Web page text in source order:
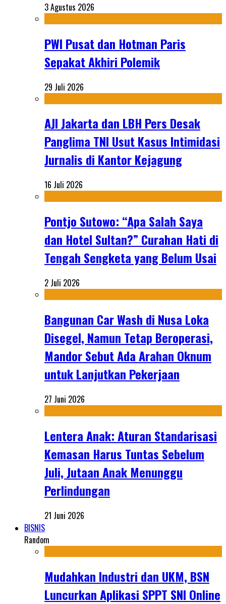
3 Agustus 2026
PWI Pusat dan Hotman Paris
Sepakat Akhiri Polemik
29 Juli 2026
AJI Jakarta dan LBH Pers Desak
Panglima TNI Usut Kasus Intimidasi
Jurnalis di Kantor Kejagung
16 Juli 2026
Pontjo Sutowo: “Apa Salah Saya
dan Hotel Sultan?” Curahan Hati di
Tengah Sengketa yang Belum Usai
2 Juli 2026
Bangunan Car Wash di Nusa Loka
Disegel, Namun Tetap Beroperasi,
Mandor Sebut Ada Arahan Oknum
untuk Lanjutkan Pekerjaan
27 Juni 2026
Lentera Anak: Aturan Standarisasi
Kemasan Harus Tuntas Sebelum
Juli, Jutaan Anak Menunggu
Perlindungan
21 Juni 2026
BISNIS
Random
Mudahkan Industri dan UKM, BSN
Luncurkan Aplikasi SPPT SNI Online